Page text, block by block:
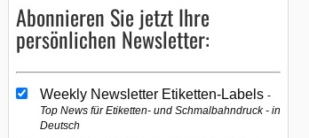
Abonnieren Sie jetzt Ihre
persönlichen Newsletter:
Weekly Newsletter Etiketten-Labels
Top News für Etiketten- und Schmalbahndruck - in
Deutsch